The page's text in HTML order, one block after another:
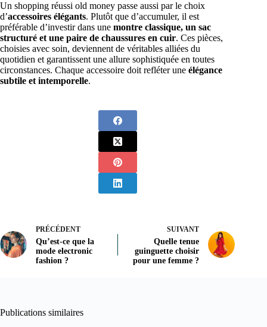
Un shopping réussi old money passe aussi par le choix
d’accessoires élégants. Plutôt que d’accumuler, il est
préférable d’investir dans une montre classique, un sac
structuré et une paire de chaussures en cuir. Ces pièces,
choisies avec soin, deviennent de véritables alliées du
quotidien et garantissent une allure sophistiquée en toutes
circonstances. Chaque accessoire doit refléter une élégance
subtile et intemporelle.
PRÉCÉDENT
Qu’est-ce que la
mode electronic
fashion ?
SUIVANT
Quelle tenue
guinguette choisir
pour une femme ?
Publications similaires